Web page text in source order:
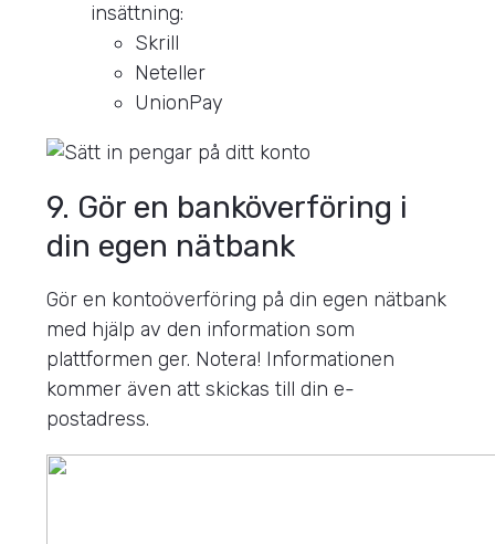
insättning:
Skrill
Neteller
UnionPay
9. Gör en banköverföring i
din egen nätbank
Gör en kontoöverföring på din egen nätbank
med hjälp av den information som
plattformen ger. Notera! Informationen
kommer även att skickas till din e-
postadress.